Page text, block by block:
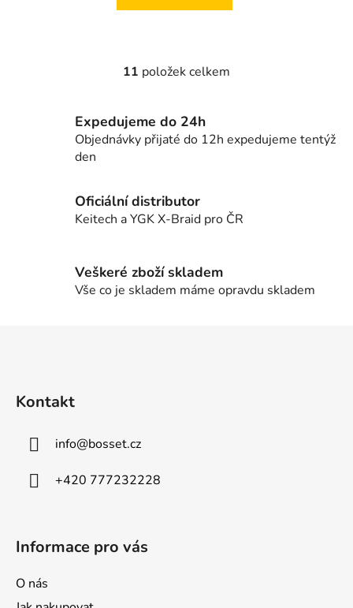
O
á
d
í
p
k
y
11 položek celkem
Expedujeme do 24h
Objednávky přijaté do 12h expedujeme tentýž
den
Oficiální distributor
Keitech a YGK X-Braid pro ČR
Veškeré zboží skladem
Vše co je skladem máme opravdu skladem
Kontakt
info@bosset.cz
+420 777232228
Informace pro vás
O nás